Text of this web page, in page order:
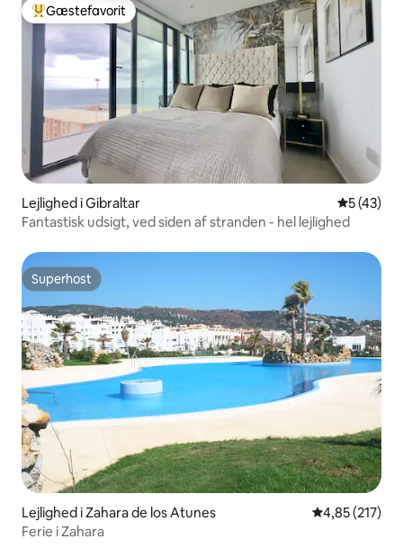
Bedste gæstefavorit
Gæstefavorit
Lejlighed i Gibraltar 5 ud af 5 i
5 (43)
Fantastisk udsigt, ved siden af stranden - hel lejlighed
Superhost
Superhost
Lejlighed i Zahara de los Atunes 4,85 ud af 5 i
4,85 (217)
Ferie i Zahara